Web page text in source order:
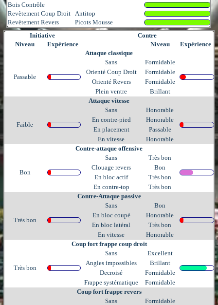
Bois Contrôle
Revètement Coup Droit
Antitop
Revètement Revers
Picots Mousse
Initiative
Contre
Niveau
Expérience Niveau
Expérience
Attaque classique
Passable
Sans
Formidable
Orienté Coup Droit
Formidable
Orienté Revers
Formidable
Plein ventre
Brillant
Attaque vitesse
Faible
Sans
Honorable
En contre-pied
Honorable
En placement
Passable
En vitesse
Honorable
Contre-attaque offensive
Bon
Sans
Très bon
Clouage revers
Bon
En bloc actif
Très bon
En contre-top
Très bon
Contre-Attaque passive
Très bon
Sans
Bon
En bloc coupé
Honorable
En bloc latéral
Très bon
En vitesse
Honorable
Coup fort frappe coup droit
Très bon
Sans
Excellent
Angles impossibles
Brillant
Decroisé
Formidable
Frappe systématique
Formidable
Coup fort frappe revers
Sans
Formidable